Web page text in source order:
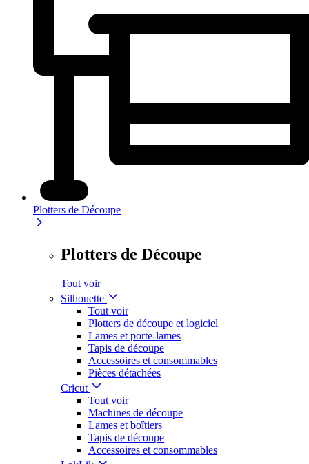
Plotters de Découpe
Plotters de Découpe
Tout voir
Silhouette
Tout voir
Plotters de découpe et logiciel
Lames et porte-lames
Tapis de découpe
Accessoires et consommables
Pièces détachées
Cricut
Tout voir
Machines de découpe
Lames et boîtiers
Tapis de découpe
Accessoires et consommables